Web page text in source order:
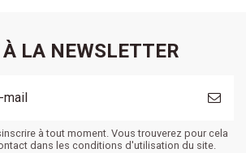
LA NEWSLETTER
à tout moment. Vous trouverez pour cela
dans les conditions d'utilisation du site.